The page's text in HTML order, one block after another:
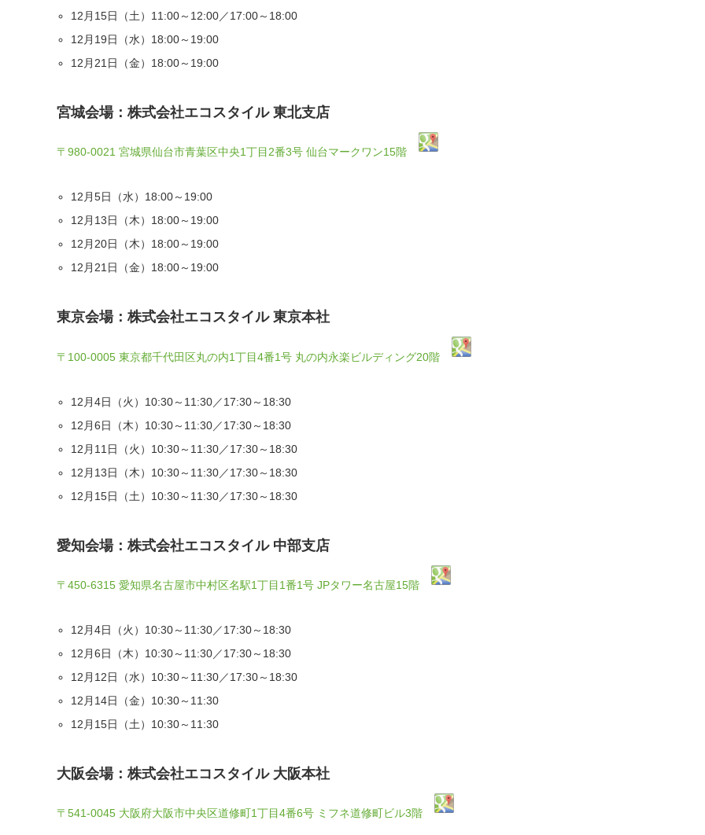
12月15日（土）11:00～12:00／17:00～18:00
12月19日（水）18:00～19:00
12月21日（金）18:00～19:00
宮城会場：株式会社エコスタイル 東北支店
〒980-0021 宮城県仙台市青葉区中央1丁目2番3号 仙台マークワン15階
12月5日（水）18:00～19:00
12月13日（木）18:00～19:00
12月20日（木）18:00～19:00
12月21日（金）18:00～19:00
東京会場：株式会社エコスタイル 東京本社
〒100-0005 東京都千代田区丸の内1丁目4番1号 丸の内永楽ビルディング20階
12月4日（火）10:30～11:30／17:30～18:30
12月6日（木）10:30～11:30／17:30～18:30
12月11日（火）10:30～11:30／17:30～18:30
12月13日（木）10:30～11:30／17:30～18:30
12月15日（土）10:30～11:30／17:30～18:30
愛知会場：株式会社エコスタイル 中部支店
〒450-6315 愛知県名古屋市中村区名駅1丁目1番1号 JPタワー名古屋15階
12月4日（火）10:30～11:30／17:30～18:30
12月6日（木）10:30～11:30／17:30～18:30
12月12日（水）10:30～11:30／17:30～18:30
12月14日（金）10:30～11:30
12月15日（土）10:30～11:30
大阪会場：株式会社エコスタイル 大阪本社
〒541-0045 大阪府大阪市中央区道修町1丁目4番6号 ミフネ道修町ビル3階